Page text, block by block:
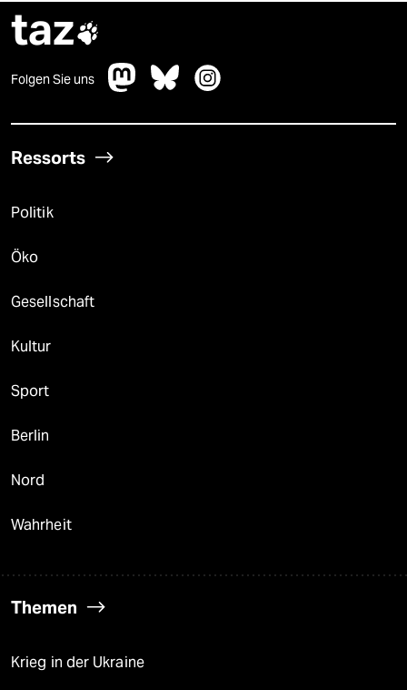
taz
Folgen Sie uns
Ressorts
Politik
Öko
Gesellschaft
Kultur
Sport
Berlin
Nord
Wahrheit
Themen
Krieg in der Ukraine